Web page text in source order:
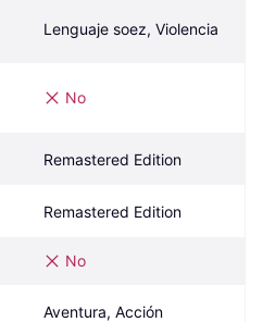
Lenguaje soez, Violencia
No
Remastered Edition
Remastered Edition
No
Aventura, Acción